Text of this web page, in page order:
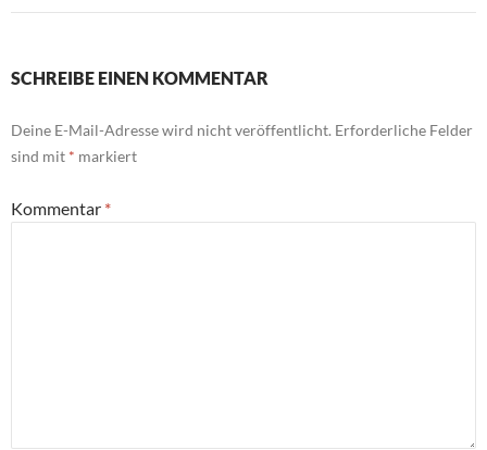
SCHREIBE EINEN KOMMENTAR
Deine E-Mail-Adresse wird nicht veröffentlicht. Erforderliche Felder
sind mit * markiert
Kommentar *